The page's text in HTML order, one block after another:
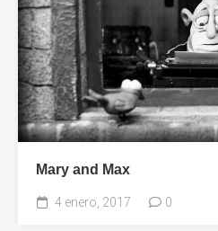
Mary and Max
4 enero, 2017 0